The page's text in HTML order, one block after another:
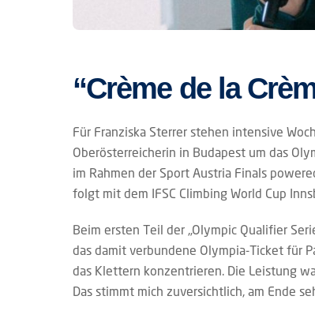
“Crème de la
Für Franziska Sterrer stehen intensive
Oberösterreicherin in Budapest um das
im Rahmen der Sport Austria Finals
folgt mit dem IFSC Climbing World Cup
Beim ersten Teil der „Olympic Qualifier
das damit verbundene Olympia-Ticket für
das Klettern konzentrieren. Die Leistung
Das stimmt mich zuversichtlich, am Ende